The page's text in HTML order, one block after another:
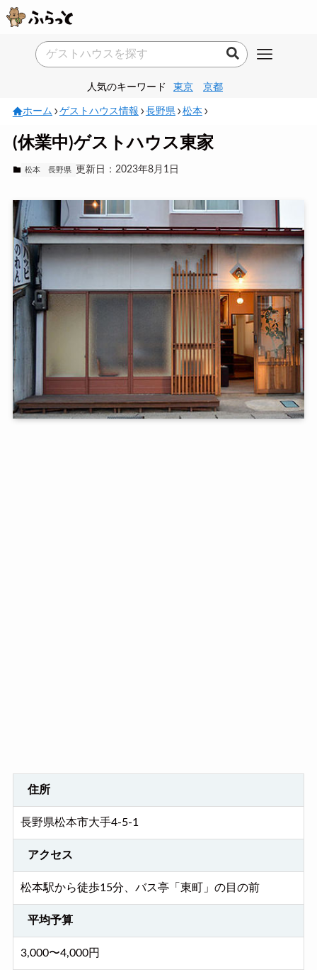
人気のキーワード 東京 京都
ホーム ゲストハウス情報 長野県 松本
(休業中)ゲストハウス東家
松本 長野県 更新日：2023年8月1日
住所
長野県松本市大手4-5-1
アクセス
松本駅から徒歩15分、バス亭「東町」の目の前
平均予算
3,000〜4,000円